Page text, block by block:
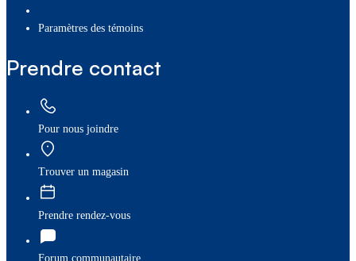
paramètres des témoins
Prendre contact
Pour nous joindre
Trouver un magasin
Prendre rendez-vous
Forum communautaire